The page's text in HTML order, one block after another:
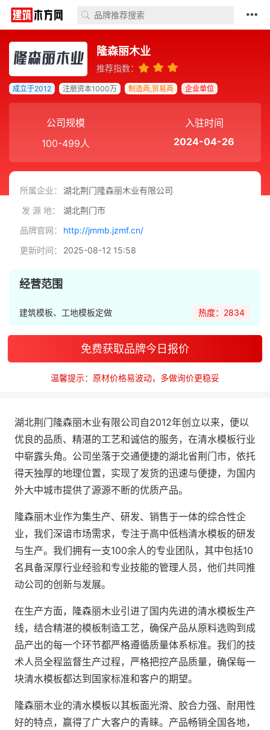
隆森丽木业
推荐指数：
成立于2012 注册资本1000万 制造商,贸易商 企业单位
公司规模
100-499人
入驻时间
2024-04-26
所属企业：
湖北荆门隆森丽木业有限公司
发 源 地：
湖北荆门市
品牌官网：
http://jmmb.jzmf.cn/
更新时间：
2025-08-12 15:58
经营范围
建筑模板、工地模板定做 热度：2834
免费获取品牌今日报价
温馨提示：原材价格易波动，多做询价更稳妥
湖北荆门隆森丽木业有限公司自2012年创立以来，便以
优良的品质、精湛的工艺和诚信的服务，在清水模板行业
中崭露头角。公司坐落于交通便捷的湖北省荆门市，依托
得天独厚的地理位置，实现了发货的迅速与便捷，为国内
外大中城市提供了源源不断的优质产品。
隆森丽木业作为集生产、研发、销售于一体的综合性企
业，我们深谙市场需求，专注于高中低档清水模板的研发
与生产。我们拥有一支100余人的专业团队，其中包括10
名具备深厚行业经验和专业技能的管理人员，他们共同推
动公司的创新与发展。
在生产方面，隆森丽木业引进了国内先进的清水模板生产
线，结合精湛的模板制造工艺，确保产品从原料选购到成
品产出的每一个环节都严格遵循质量体系标准。我们的技
术人员全程监督生产过程，严格把控产品质量，确保每一
块清水模板都达到国家标准和客户的期望。
隆森丽木业的清水模板以其板面光滑、胶合力强、耐用性
好的特点，赢得了广大客户的青睐。产品畅销全国各地，